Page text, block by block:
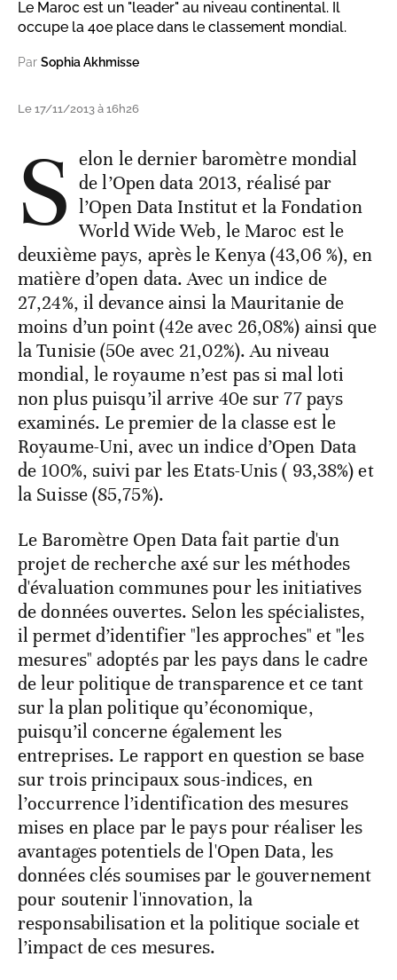
Le Maroc est un "leader" au niveau continental. Il
occupe la 40e place dans le classement mondial.
Par Sophia Akhmisse
Le 17/11/2013 à 16h26
S elon le dernier baromètre mondial
de l’Open data 2013, réalisé par
l’Open Data Institut et la Fondation
World Wide Web, le Maroc est le
deuxième pays, après le Kenya (43,06 %), en
matière d’open data. Avec un indice de
27,24%, il devance ainsi la Mauritanie de
moins d’un point (42e avec 26,08%) ainsi que
la Tunisie (50e avec 21,02%). Au niveau
mondial, le royaume n’est pas si mal loti
non plus puisqu’il arrive 40e sur 77 pays
examinés. Le premier de la classe est le
Royaume-Uni, avec un indice d’Open Data
de 100%, suivi par les Etats-Unis ( 93,38%) et
la Suisse (85,75%).
Le Baromètre Open Data fait partie d'un
projet de recherche axé sur les méthodes
d'évaluation communes pour les initiatives
de données ouvertes. Selon les spécialistes,
il permet d’identifier "les approches" et "les
mesures" adoptés par les pays dans le cadre
de leur politique de transparence et ce tant
sur la plan politique qu’économique,
puisqu’il concerne également les
entreprises. Le rapport en question se base
sur trois principaux sous-indices, en
l’occurrence l’identification des mesures
mises en place par le pays pour réaliser les
avantages potentiels de l'Open Data, les
données clés soumises par le gouvernement
pour soutenir l'innovation, la
responsabilisation et la politique sociale et
l’impact de ces mesures.